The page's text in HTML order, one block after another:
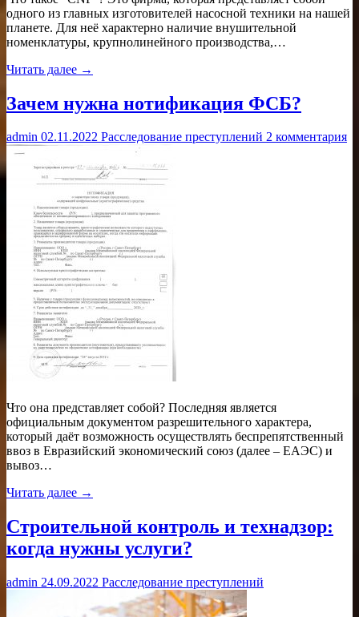
одного из главных изготовителей насосной техники на нашей
планете. Для неё характерно наличие внушительной
номенклатуры, крупнолинейного производства,…
Читать далее →
Зачем нужна нотификация ФСБ?
admin 02.11.2022 Расследование преступлений 2 комментария
Что она представляет собой? Последняя является
официальным документом разрешительного характера,
который даёт возможность осуществлять беспрепятственный
ввоз в Евразийский экономический союз (далее – ЕАЭС) и
вывоз…
Читать далее →
Строительной контроль и технадзор:
когда нужны услуги?
admin 24.09.2022 Расследование преступлений